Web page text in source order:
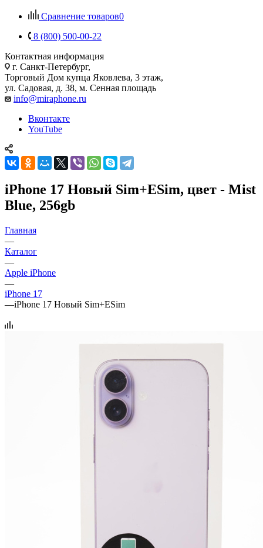
Сравнение товаров0
8 (800) 500-00-22
Контактная информация
г. Санкт-Петербург,
Торговый Дом купца Яковлева, 3 этаж,
ул. Садовая, д. 38, м. Сенная площадь
info@miraphone.ru
Вконтакте
YouTube
iPhone 17 Новый Sim+ESim, цвет - Mist
Blue, 256gb
Главная
—
Каталог
—
Apple iPhone
—
iPhone 17
—iPhone 17 Новый Sim+ESim